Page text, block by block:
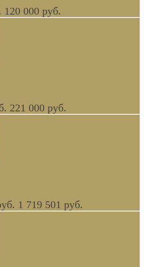
120 000 руб.
раковина овальная
для ванной с рисунком синяя
221 000 руб.
из массива дерева, светло
окрас + серебро
1 719 501 руб.